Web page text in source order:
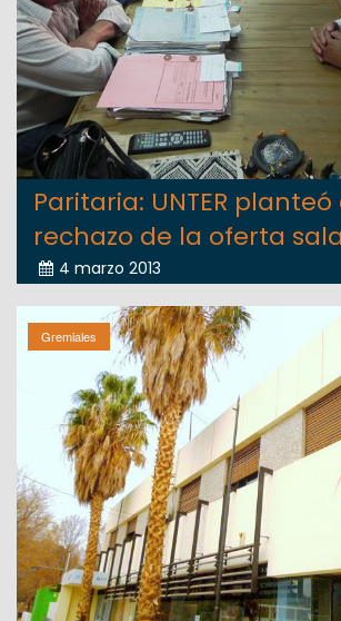
Paritaria: UNTER planteó
rechazo de la oferta
4 marzo 2013
Gremiales